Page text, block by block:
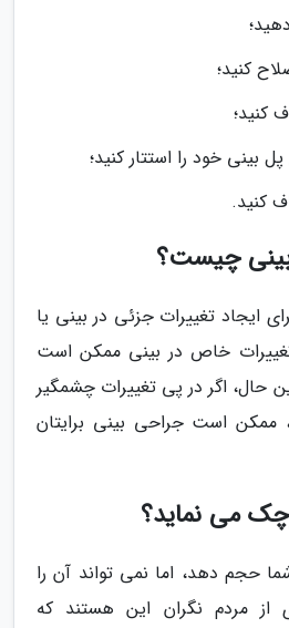
کنید؛
کنید؛
بینی خود را استتار کنید؛
کنید.
بینی چیست؟
ایجاد تغییرات جزئی در بینی یا
خاص در بینی ممکن است
حال، اگر در پی تغییرات چشمگیر
است جراحی بینی برایتان
می نماید؟
حجم دهد، اما نمی تواند آن را
از مردم نگران این هستند که